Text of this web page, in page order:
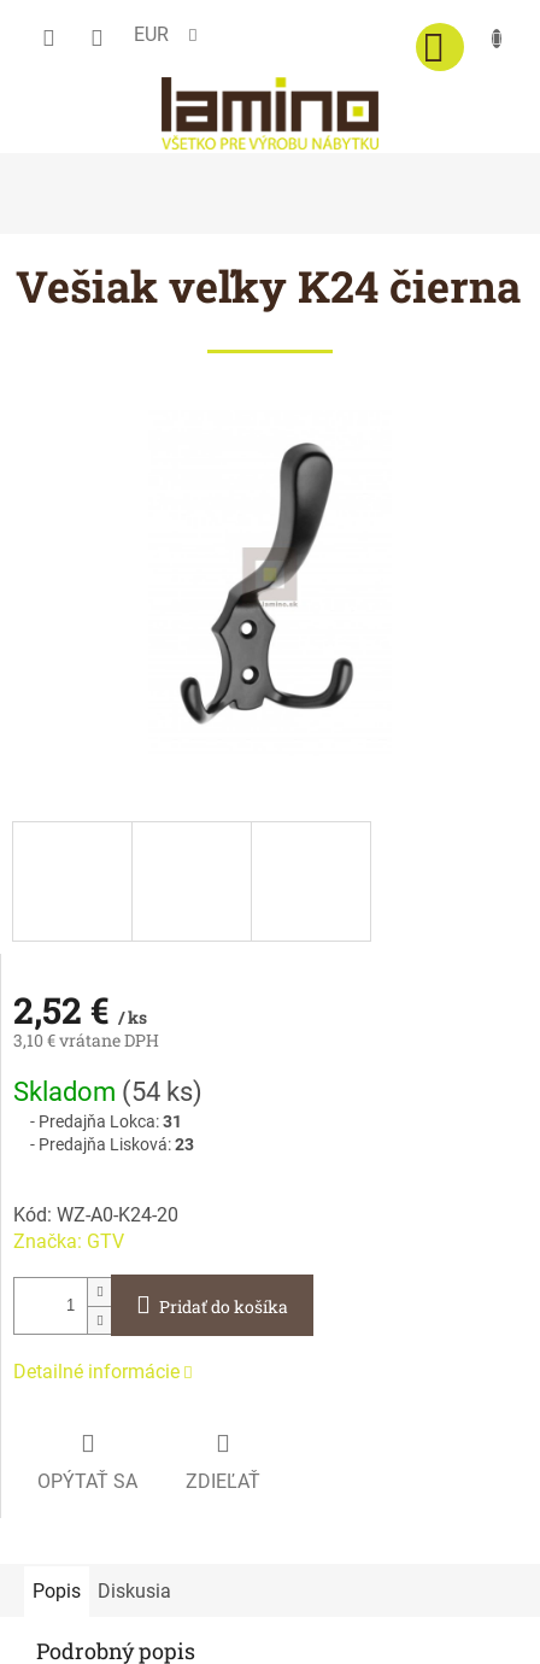
EUR
Vešiak veľky K24 čierna
2,52 € / ks
3,10 € vrátane DPH
Jednotková
cena:
Skladom (54 ks)
Predajňa Lokca:31
Predajňa Lisková:23
Kód: WZ-A0-K24-20
Značka: GTV
Pridať do košíka
Detailné informácie
OPÝTAŤ SA ZDIEĽAŤ
Popis Diskusia
Podrobný popis